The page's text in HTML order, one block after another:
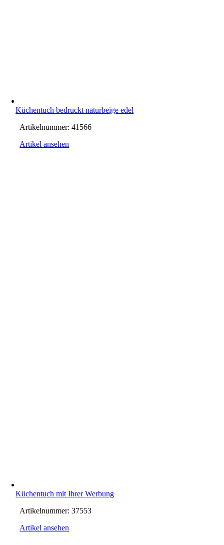
Küchentuch bedruckt naturbeige edel
Artikelnummer:41566
Artikel ansehen
Küchentuch mit Ihrer Werbung
Artikelnummer:37553
Artikel ansehen